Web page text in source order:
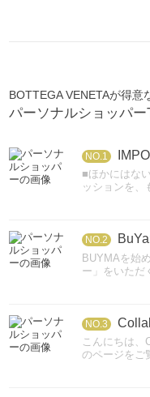
BOTTEGA VENETAが得意
パーソナルショッパー
NO.1
■ほかにはな
ッションを、
NO.2
BUYMAを始
ー」をいただ
NO.3
こんにちは、
のページをご